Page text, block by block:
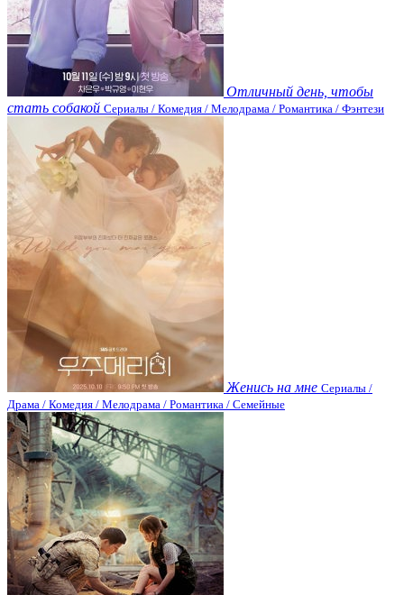
Отличный день, чтобы
стать собакой Сериалы / Комедия / Мелодрама / Романтика / Фэнтези
Женись на мне Сериалы /
Драма / Комедия / Мелодрама / Романтика / Семейные